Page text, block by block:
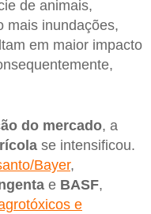
de animais,
mais inundações,
em maior impacto
do mercado, a
se intensificou.
Bayer,
e BASF,
e